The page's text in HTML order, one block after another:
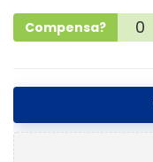
Compensa? 0